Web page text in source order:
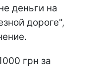
деньги на
дороге",
грн за